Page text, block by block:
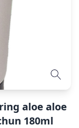
aloe aloe
180ml